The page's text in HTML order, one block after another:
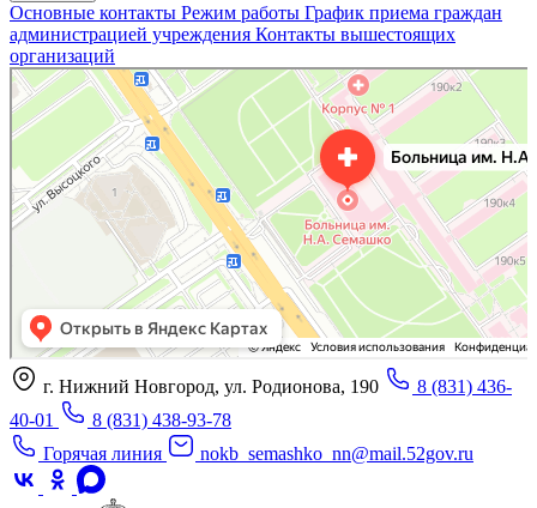
Основные контакты Режим работы График приема граждан
администрацией учреждения Контакты вышестоящих
организаций
«Нижегородская областная клиническая больница имени Н.А. Семашко»
Отделение больницы, госпиталя в Нижнем Новгороде
Больница для взрослых в Нижнем Новгороде
г. Нижний Новгород, ул. Родионова, 190
8 (831) 436-
40-01
8 (831) 438-93-78
Горячая линия
nokb_semashko_nn@mail.52gov.ru